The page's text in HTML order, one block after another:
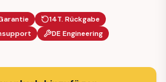
14T. Rückgabe
DE Engineering